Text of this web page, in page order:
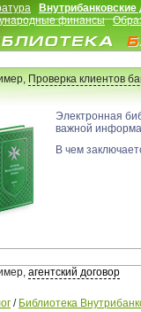
финансы
Проверка клиентов
Электронная
важной
В чем
агентский договор
/ Библиотека